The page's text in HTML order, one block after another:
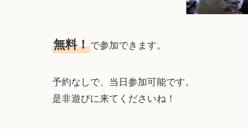
無料！で参加できます。
予約なしで、当日参加可能です。
是非遊びに来てくださいね！